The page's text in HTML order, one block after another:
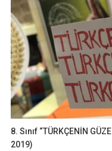
8. Sınıf “TÜRKÇENİN
2019)